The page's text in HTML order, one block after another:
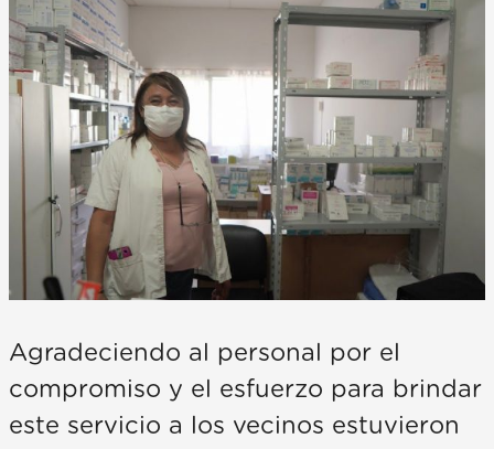
Agradeciendo al personal por el
compromiso y el esfuerzo para brindar
este servicio a los vecinos estuvieron